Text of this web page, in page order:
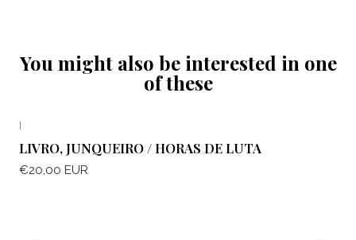
You might also be interested in one
of these
LIVRO, JUNQUEIRO / HORAS DE LUTA
€20,00 EUR